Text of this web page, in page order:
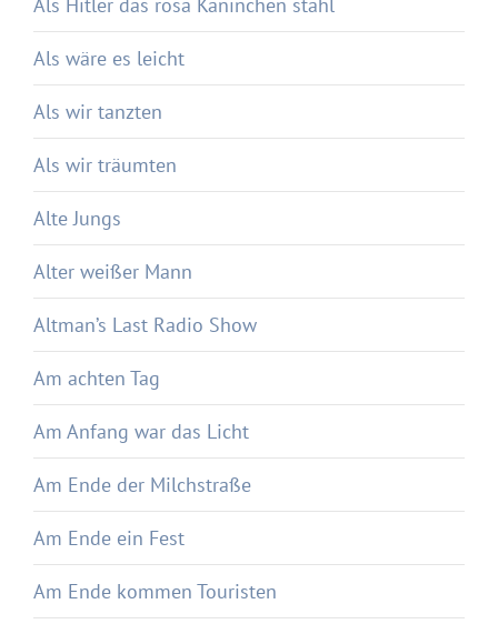
Als wäre es leicht
Als wir tanzten
Als wir träumten
Alte Jungs
Alter weißer Mann
Altman’s Last Radio Show
Am achten Tag
Am Anfang war das Licht
Am Ende der Milchstraße
Am Ende ein Fest
Am Ende kommen Touristen